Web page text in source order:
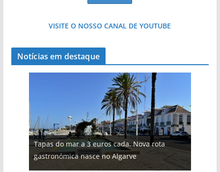
VISITE O NOSSO CANAL DE YOUTUBE
Notícias em destaque
Tapas do mar a 3 euros cada. Nova rota
gastronómica nasce no Algarve
Foto do dia: uma cidade algarvia que cresceu
entre redes e fábricas
Projeto milionário: investimento de 108
milhões de euros na construção de dois
hotéis (com vídeo)
Tempestades roubam areia de praias e põem
arribas em risco no Algarve (com vídeo)
Milagre da água. Fontes emblemáticas do
Algarve voltam a ter vida (com vídeo)